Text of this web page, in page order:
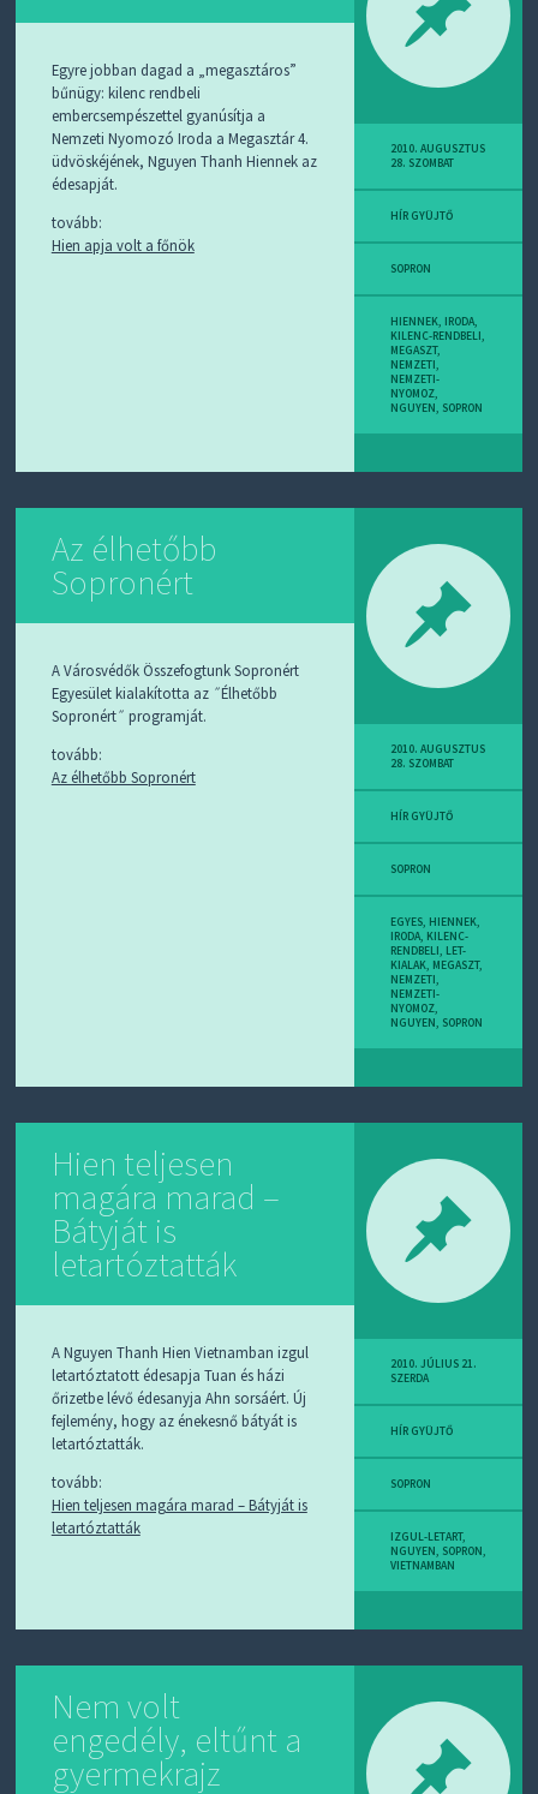
Egyre jobban dagad a „megasztáros”
bűnügy: kilenc rendbeli
embercsempészettel gyanúsítja a
Nemzeti Nyomozó Iroda a Megasztár 4.
üdvöskéjének, Nguyen Thanh Hiennek az
édesapját.
tovább:
Hien apja volt a főnök
2010. AUGUSZTUS
28. SZOMBAT
HÍR GYÜJTŐ
SOPRON
HIENNEK, IRODA,
KILENC-RENDBELI,
MEGASZT,
NEMZETI,
NEMZETI-
NYOMOZ,
NGUYEN, SOPRON
Az élhetőbb
Sopronért
A Városvédők Összefogtunk Sopronért
Egyesület kialakította az ˝Élhetőbb
Sopronért˝ programját.
tovább:
Az élhetőbb Sopronért
2010. AUGUSZTUS
28. SZOMBAT
HÍR GYÜJTŐ
SOPRON
EGYES, HIENNEK,
IRODA, KILENC-
RENDBELI, LET-
KIALAK, MEGASZT,
NEMZETI,
NEMZETI-
NYOMOZ,
NGUYEN, SOPRON
Hien teljesen
magára marad –
Bátyját is
letartóztatták
A Nguyen Thanh Hien Vietnamban izgul
letartóztatott édesapja Tuan és házi
őrizetbe lévő édesanyja Ahn sorsáért. Új
fejlemény, hogy az énekesnő bátyát is
letartóztatták.
tovább:
Hien teljesen magára marad – Bátyját is
letartóztatták
2010. JÚLIUS 21.
SZERDA
HÍR GYÜJTŐ
SOPRON
IZGUL-LETART,
NGUYEN, SOPRON,
VIETNAMBAN
Nem volt
engedély, eltűnt a
gyermekrajz